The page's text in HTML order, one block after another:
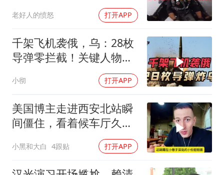
老好人的愤怒 打开APP
千架飞机袭俄，乌：28枚
导弹零拦截！关键人物被
小彻 打开APP
美国博主走进西安北站瞬
间僵住，看着候车厅久久
小黑和大白 4跟贴 打开APP